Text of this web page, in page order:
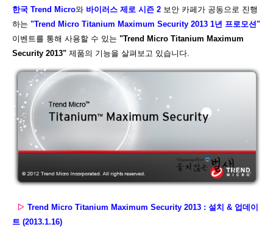
한국 Trend Micro와 바이러스 제로 시즌 2 보안 카페가 공동으로 진행
하는 "Trend Micro Titanium Maximum Security 2013 1년 프로모션"
이벤트를 통해 사용할 수 있는 "Trend Micro Titanium Maximum
Security 2013" 제품의 기능을 살펴보고 있습니다.
▷ Trend Micro Titanium Maximum Security 2013 : 설치 & 업데이
트 (2013.1.16)